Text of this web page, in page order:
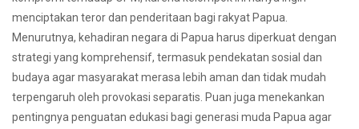
menciptakan teror dan penderitaan bagi rakyat Papua.
Menurutnya, kehadiran negara di Papua harus diperkuat dengan
strategi yang komprehensif, termasuk pendekatan sosial dan
budaya agar masyarakat merasa lebih aman dan tidak mudah
terpengaruh oleh provokasi separatis. Puan juga menekankan
pentingnya penguatan edukasi bagi generasi muda Papua agar